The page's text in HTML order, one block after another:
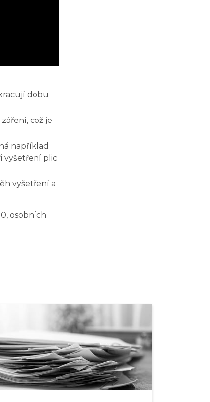
dobu
což je
například
vyšetření plic
vyšetření a
osobních